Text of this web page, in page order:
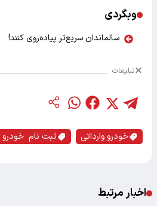
وبگردی
سالماندان سریع‌تر پیاده‌روی کنند!
تبلیغات
خودرو وارداتی ثبت نام خودرو
اخبار مرتبط